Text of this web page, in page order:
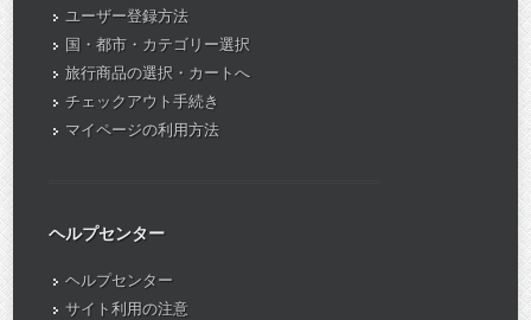
ユーザー登録方法
国・都市・カテゴリー選択
旅行商品の選択・カートへ
チェックアウト手続き
マイページの利用方法
ヘルプセンター
ヘルプセンター
サイト利用の注意